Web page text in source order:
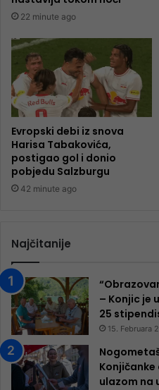
22 minute ago
Evropski debi iz snova
Harisa Tabakovića,
postigao gol i donio
pobjedu Salzburgu
42 minute ago
Najčitanije
– Konjic je
25
15. Februara
ulazom na